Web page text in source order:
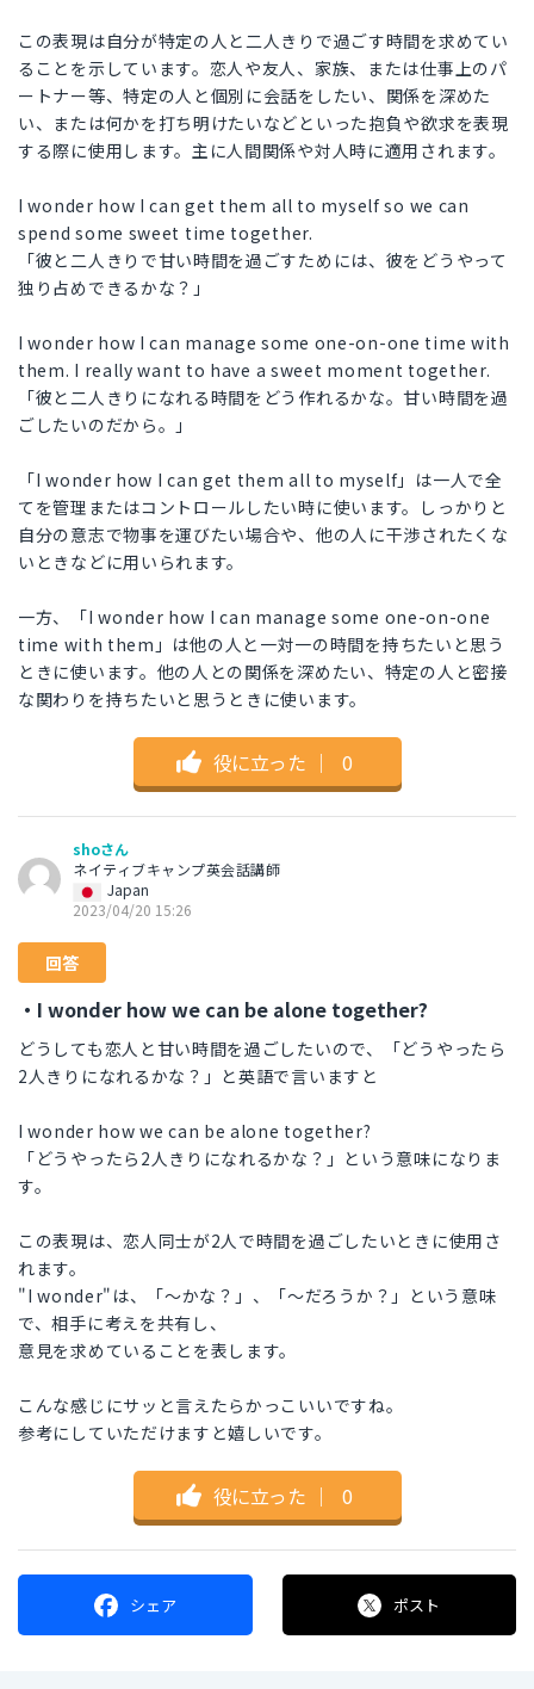
この表現は自分が特定の人と二人きりで過ごす時間を求めてい
ることを示しています。恋人や友人、家族、または仕事上のパ
ートナー等、特定の人と個別に会話をしたい、関係を深めた
い、または何かを打ち明けたいなどといった抱負や欲求を表現
する際に使用します。主に人間関係や対人時に適用されます。
I wonder how I can get them all to myself so we can
spend some sweet time together.
「彼と二人きりで甘い時間を過ごすためには、彼をどうやって
独り占めできるかな？」
I wonder how I can manage some one-on-one time with
them. I really want to have a sweet moment together.
「彼と二人きりになれる時間をどう作れるかな。甘い時間を過
ごしたいのだから。」
「I wonder how I can get them all to myself」は一人で全
てを管理またはコントロールしたい時に使います。しっかりと
自分の意志で物事を運びたい場合や、他の人に干渉されたくな
いときなどに用いられます。
一方、「I wonder how I can manage some one-on-one
time with them」は他の人と一対一の時間を持ちたいと思う
ときに使います。他の人との関係を深めたい、特定の人と密接
な関わりを持ちたいと思うときに使います。
役に立った ｜ 0
shoさん
ネイティブキャンプ英会話講師
Japan
2023/04/20 15:26
回答
・I wonder how we can be alone together?
どうしても恋人と甘い時間を過ごしたいので、「どうやったら
2人きりになれるかな？」と英語で言いますと
I wonder how we can be alone together?
「どうやったら2人きりになれるかな？」という意味になりま
す。
この表現は、恋人同士が2人で時間を過ごしたいときに使用さ
れます。
"I wonder"は、「～かな？」、「～だろうか？」という意味
で、相手に考えを共有し、
意見を求めていることを表します。
こんな感じにサッと言えたらかっこいいですね。
参考にしていただけますと嬉しいです。
役に立った ｜ 0
シェア ポスト